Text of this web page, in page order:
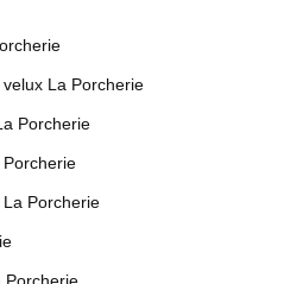
La Porcherie
Porcherie
Porcherie